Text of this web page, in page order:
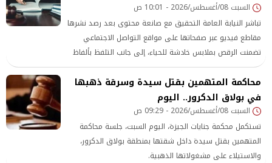
السبت 08/أغسطس/2026 - 10:01 ص
تباشر النيابة العامة التحقيق مع صانعة محتوى بعد رصد نشرها
مقاطع فيديو عبر صفحاتها على مواقع التواصل الاجتماعي
تضمنت الرقص بملابس خادشة للحياء، إلى جانب التلفظ بألفاظ
وإيحاءات وصفت بأنها تتنافى مع القيم المجتمعية.
محاكمة المتهمين بقتل سيدة وسرقة ذهبها
في بولاق الدكرور.. اليوم
السبت 08/أغسطس/2026 - 09:29 ص
تستكمل محكمة جنايات الجيزة، اليوم السبت، جلسة محاكمة
المتهمين بقتل سيدة داخل شقتها بمنطقة بولاق الدكرور،
والاستيلاء على مشغولاتها الذهبية.